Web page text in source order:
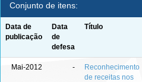
Conjunto de itens:
Data de
publicação
Data
de
defesa
Título
Mai-2012 -
Reconhecimento
de receitas nos